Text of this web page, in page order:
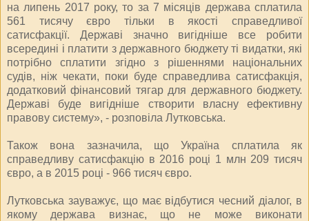
на липень 2017 року, то за 7 місяців держава сплатила
561 тисячу євро тільки в якості справедливої
сатисфакції. Державі значно вигідніше все робити
всередині і платити з державного бюджету ті видатки, які
потрібно сплатити згідно з рішеннями національних
судів, ніж чекати, поки буде справедлива сатисфакція,
додатковий фінансовий тягар для державного бюджету.
Державі буде вигідніше створити власну ефективну
правову систему», - розповіла Лутковська.
Також вона зазначила, що Україна сплатила як
справедливу сатисфакцію в 2016 році 1 млн 209 тисяч
євро, а в 2015 році - 966 тисяч євро.
Лутковська зауважує, що має відбутися чесний діалог, в
якому держава визнає, що не може виконати